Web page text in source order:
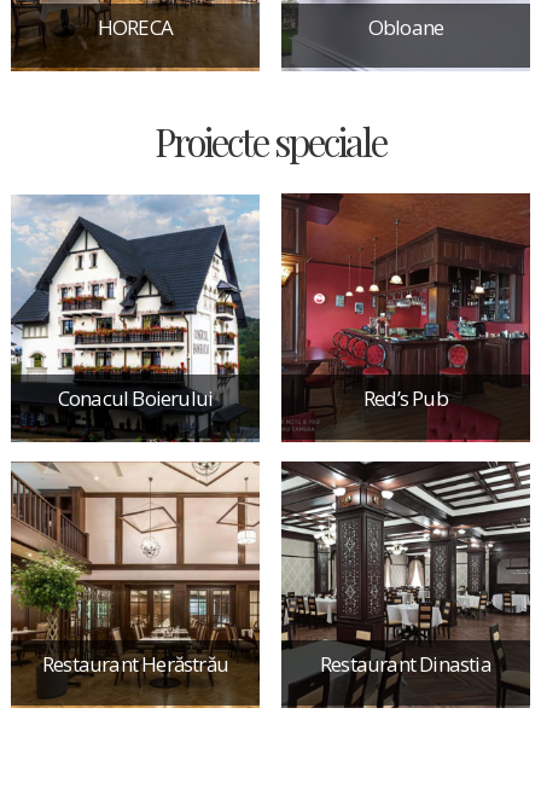
HORECA Obloane
Proiecte speciale
Conacul Boierului Red’s Pub
Restaurant Herăstrău Restaurant Dinastia